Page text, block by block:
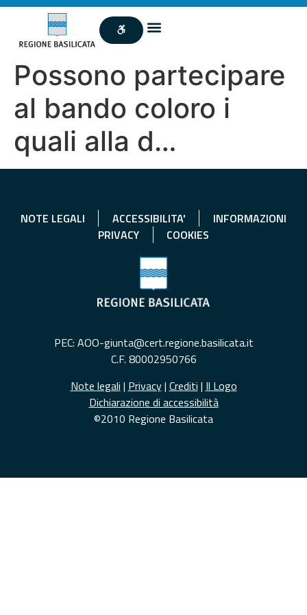
Possono partecipare
al bando coloro i
quali alla d…
NOTE LEGALI ACCESSIBILITA'
INFORMAZIONI
PRIVACY
COOKIES
PEC: AOO-giunta@cert.regione.basilicata.it
C.F. 80002950766
Note legali | Privacy| Crediti | Il Logo
Dichiarazione di accessibilità
©2010 Regione Basilicata